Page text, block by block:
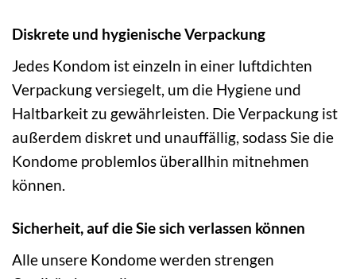
Diskrete und hygienische Verpackung
Jedes Kondom ist einzeln in einer luftdichten
Verpackung versiegelt, um die Hygiene und
Haltbarkeit zu gewährleisten. Die Verpackung ist
außerdem diskret und unauffällig, sodass Sie die
Kondome problemlos überallhin mitnehmen
können.
Sicherheit, auf die Sie sich verlassen können
Alle unsere Kondome werden strengen